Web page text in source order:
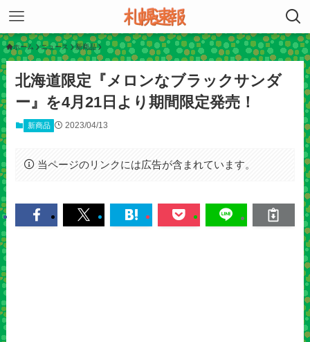
ホーム ニュース 新商品
北海道限定『メロンなブラックサンダ
ー』を4月21日より期間限定発売！
新商品 2023/04/13
当ページのリンクには広告が含まれています。